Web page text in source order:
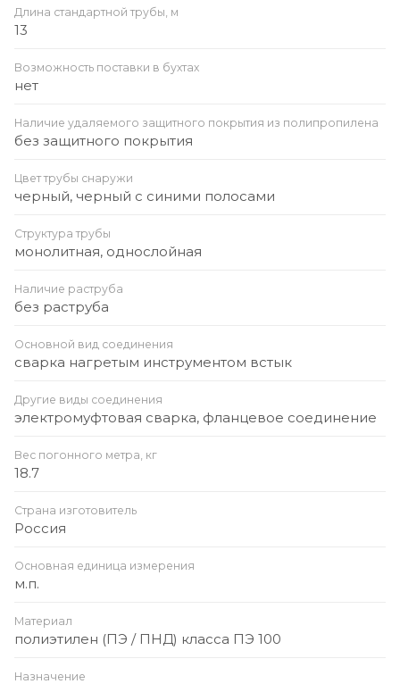
Длина стандартной трубы, м
13
Возможность поставки в бухтах
нет
Наличие удаляемого защитного покрытия из полипропилена
без защитного покрытия
Цвет трубы снаружи
черный, черный с синими полосами
Структура трубы
монолитная, однослойная
Наличие раструба
без раструба
Основной вид соединения
сварка нагретым инструментом встык
Другие виды соединения
электромуфтовая сварка, фланцевое соединение
Вес погонного метра, кг
18.7
Страна изготовитель
Россия
Основная единица измерения
м.п.
Материал
полиэтилен (ПЭ / ПНД) класса ПЭ 100
Назначение